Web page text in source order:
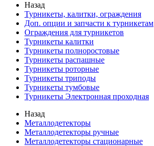
Назад
Турникеты, калитки, ограждения
Доп. опции и запчасти к турникетам
Ограждения для турникетов
Турникеты калитки
Турникеты полноростовые
Турникеты распашные
Турникеты роторные
Турникеты триподы
Турникеты тумбовые
Турникеты Электронная проходная
Назад
Металлодетекторы
Металлодетекторы ручные
Металлодетекторы стационарные